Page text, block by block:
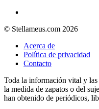
© Stellameus.com 2026
Acerca de
Política de privacidad
Contacto
Toda la información vital y las
la medida de zapatos o del
han obtenido de periódicos,